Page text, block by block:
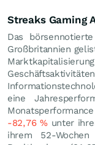
Streaks Gaming
Das
Großbritannien
eine
-82,76 %unter
ihrem 52-